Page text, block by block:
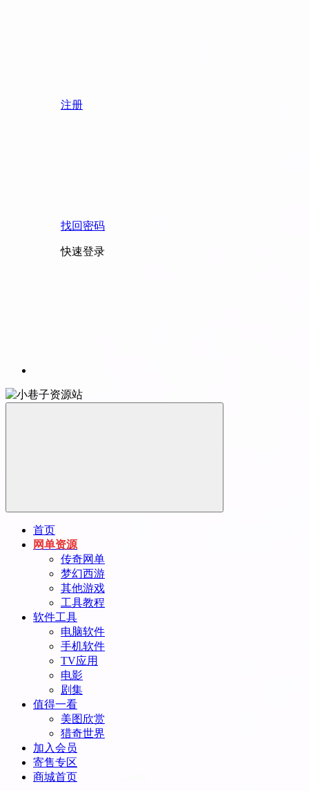
注册
找回密码
快速登录
首页
网单资源
传奇网单
梦幻西游
其他游戏
工具教程
软件工具
电脑软件
手机软件
TV应用
电影
剧集
值得一看
美图欣赏
猎奇世界
加入会员
寄售专区
商城首页